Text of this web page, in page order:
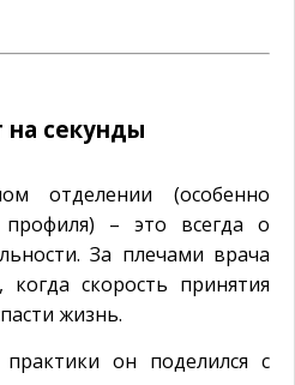
на секунды
отделении (особенно
профиля) – это всегда о
За плечами врача
когда скорость принятия
жизнь.
он поделился с